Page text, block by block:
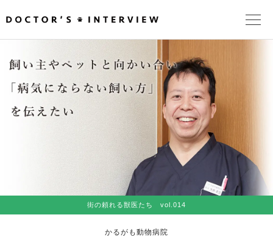
TOPページ
頼れるドクターが教える治療法
街の頼れる獣医たち vol.014
かるがも動物病院